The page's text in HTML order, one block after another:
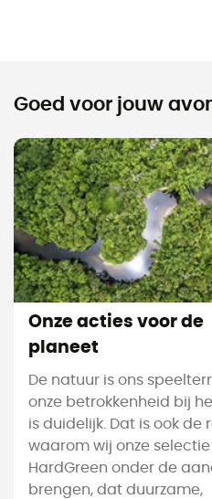
Goed voor jouw
Onze acties voor de
planeet
De natuur is ons
onze betrokkenheid bij
is duidelijk. Dat is ook de
waarom wij onze
HardGreen onder de
brengen, dat duurzame,